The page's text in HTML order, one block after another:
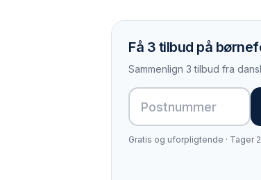
Få 3 tilbud på
Sammenlign 3 tilbud fra
Gratis og uforpligtende · Tager